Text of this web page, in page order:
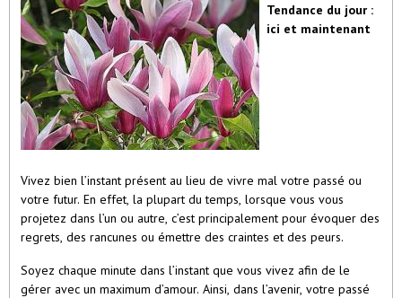
Tendance du jour :
ici et maintenant
Vivez bien l’instant présent au lieu de vivre mal votre passé ou
votre futur. En effet, la plupart du temps, lorsque vous vous
projetez dans l’un ou autre, c’est principalement pour évoquer des
regrets, des rancunes ou émettre des craintes et des peurs.
Soyez chaque minute dans l’instant que vous vivez afin de le
gérer avec un maximum d’amour. Ainsi, dans l’avenir, votre passé